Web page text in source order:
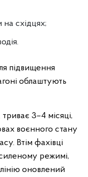
східцях;
підвищення
облаштують
3–4 місяці,
воєнного стану
Втім фахівці
режимі,
оновлений